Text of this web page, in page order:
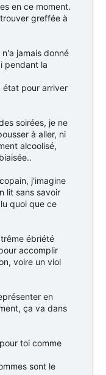
en ce moment.
greffée à
jamais donné
pendant la
état pour arriver
soirées, je ne
à aller, ni
alcoolisé,
j'imagine
lit sans savoir
quoi que ce
ébriété
accomplir
voire un viol
en
ça va dans
toi comme
sont le